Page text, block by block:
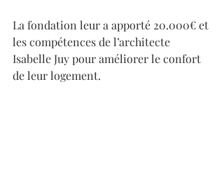
La fondation leur a apporté 20.000€ et
les compétences de l’architecte
Isabelle Juy pour améliorer le confort
de leur logement.